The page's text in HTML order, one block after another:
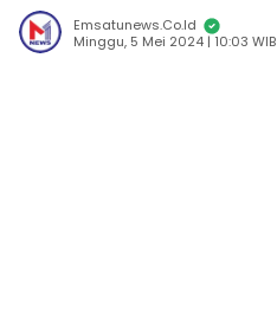
Emsatunews.co.id
Minggu, 5 Mei 2024 | 10:03 WIB